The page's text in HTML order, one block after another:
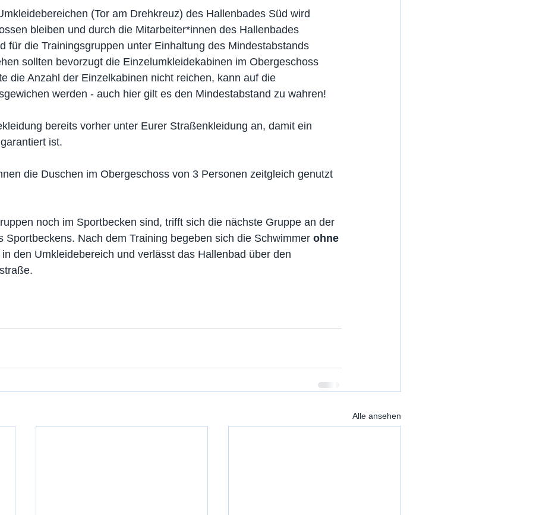
(Tor am Drehkreuz) des Hallenbades Süd wird
bleiben und durch die Mitarbeiter*innen des Hallenbades
für die Trainingsgruppen unter Einhaltung des Mindestabstands
sollten bevorzugt die Einzelumkleidekabinen im Obergeschoss
die Anzahl der Einzelkabinen nicht reichen, kann auf die
werden - auch hier gilt es den Mindestabstand zu wahren!
bereits vorher unter Eurer Straßenkleidung an, damit ein
ist.
die Duschen im Obergeschoss von 3 Personen zeitgleich genutzt
noch im Sportbecken sind, trifft sich die nächste Gruppe an der
Sportbeckens. Nach dem Training begeben sich die Schwimmer ohne
den Umkleidebereich und verlässt das Hallenbad über den
Alle ansehen